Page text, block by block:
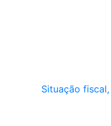
Situação